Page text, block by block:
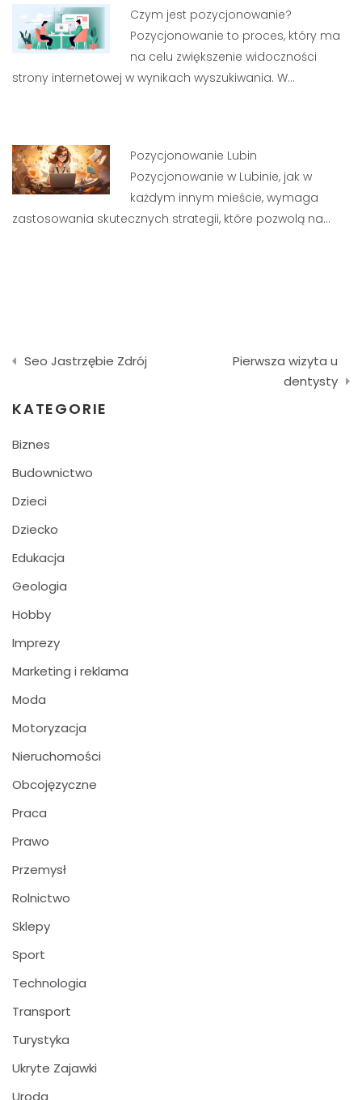
Czym jest pozycjonowanie?
Pozycjonowanie to proces, który ma
na celu zwiększenie widoczności
strony internetowej w wynikach wyszukiwania. W…
Pozycjonowanie Lubin
Pozycjonowanie w Lubinie, jak w
każdym innym mieście, wymaga
zastosowania skutecznych strategii, które pozwolą na…
Nawigacja
Seo Jastrzębie Zdrój
Pierwsza wizyta u
dentysty
KATEGORIE
Biznes
Budownictwo
Dzieci
Dziecko
Edukacja
Geologia
Hobby
Imprezy
Marketing i reklama
Moda
Motoryzacja
Nieruchomości
Obcojęzyczne
Praca
Prawo
Przemysł
Rolnictwo
Sklepy
Sport
Technologia
Transport
Turystyka
Ukryte Zajawki
Uroda